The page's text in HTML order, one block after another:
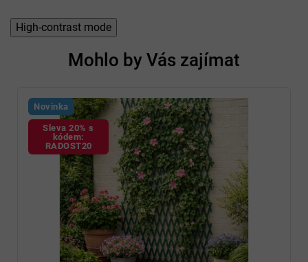
High-contrast mode
Mohlo by Vás zajímat
Novinka
Sleva 20% s
kódem:
RADOST20